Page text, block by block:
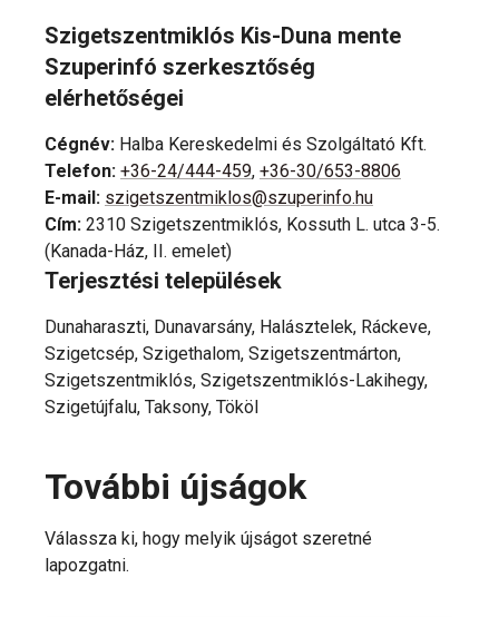
Szigetszentmiklós Kis-Duna mente
Szuperinfó szerkesztőség
elérhetőségei
Cégnév: Halba Kereskedelmi és Szolgáltató Kft.
Telefon: +36-24/444-459, +36-30/653-8806
E-mail: szigetszentmiklos@szuperinfo.hu
Cím: 2310 Szigetszentmiklós, Kossuth L. utca 3-5.
(Kanada-Ház, II. emelet)
Terjesztési települések
Dunaharaszti, Dunavarsány, Halásztelek, Ráckeve,
Szigetcsép, Szigethalom, Szigetszentmárton,
Szigetszentmiklós, Szigetszentmiklós-Lakihegy,
Szigetújfalu, Taksony, Tököl
További újságok
Válassza ki, hogy melyik újságot szeretné
lapozgatni.